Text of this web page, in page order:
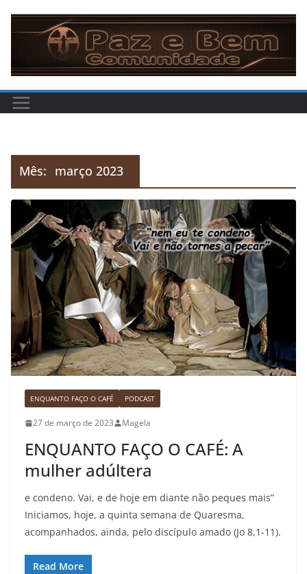
para
conteúdo
Mês: março 2023
ENQUANTO FAÇO O CAFÉ PODCAST
27 de março de 2023 Magela
ENQUANTO FAÇO O CAFÉ: A
mulher adúltera
e condeno. Vai, e de hoje em diante não peques mais”
Iniciamos, hoje, a quinta semana de Quaresma,
acompanhados, ainda, pelo discípulo amado (Jo 8,1-11).
Read More